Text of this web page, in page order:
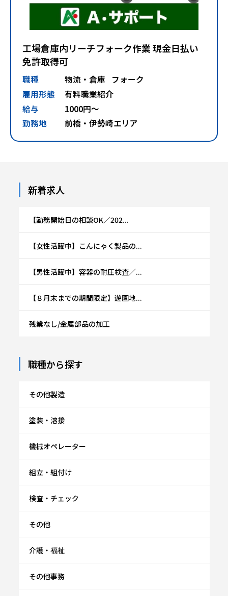
工場倉庫内リーチフォーク作業 現金日払い
免許取得可
職種 物流・倉庫
フォーク
雇用形態
有料職業紹介
給与
1000円～
勤務地
前橋・伊勢崎エリア
新着求人
【勤務開始日の相談OK／202...
【女性活躍中】こんにゃく製品の...
【男性活躍中】容器の耐圧検査／...
【８月末までの期間限定】遊園地...
残業なし/金属部品の加工
職種から探す
その他製造
塗装・溶接
機械オペレーター
組立・組付け
検査・チェック
その他
介護・福祉
その他事務